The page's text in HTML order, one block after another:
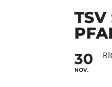
TSV
30
NOV.